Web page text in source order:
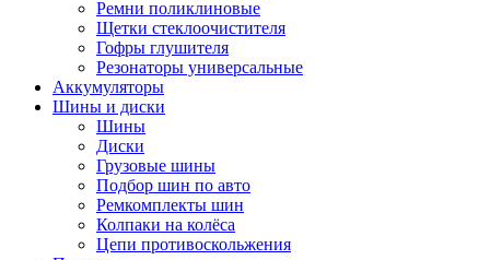
Ремни поликлиновые
Щетки стеклоочистителя
Гофры глушителя
Резонаторы универсальные
Аккумуляторы
Шины и диски
Шины
Диски
Грузовые шины
Подбор шин по авто
Ремкомплекты шин
Колпаки на колёса
Цепи противоскольжения